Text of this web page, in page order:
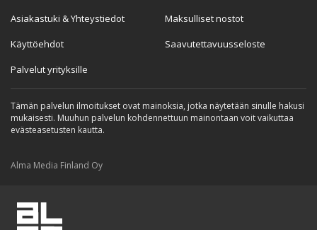
Asiakastuki & Yhteystiedot
Käyttöehdot
Palvelut yrityksille
Maksulliset nostot
Saavutettavuusseloste
Tämän palvelun ilmoitukset ovat mainoksia, jotka näytetään sinulle hakusi
mukaisesti. Muuhun palvelun kohdennettuun mainontaan voit vaikuttaa
evästeasetusten kautta.
Alma Media Finland Oy